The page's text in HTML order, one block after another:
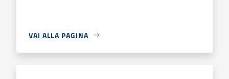
VAI ALLA PAGINA